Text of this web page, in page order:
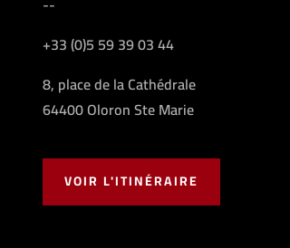
+33 (0)5 59 39 03 44
8, place de la Cathédrale
64400 Oloron Ste Marie
VOIR L'ITINÉRAIRE